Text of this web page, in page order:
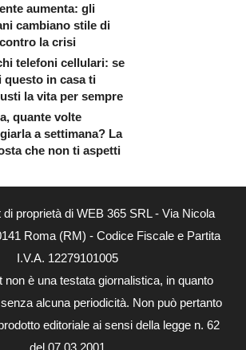
aumenta: gli
cambiano stile di
la crisi
telefoni cellulari: se
questo in casa ti
la vita per sempre
quante volte
a settimana? La
che non ti aspetti
di proprietà di WEB 365 SRL - Via Nicola
Roma (RM) - Codice Fiscale e Partita
I.V.A. 12279101005
non è una testata giornalistica, in quanto
alcuna periodicità. Non può pertanto
editoriale ai sensi della legge n. 62
del 07.03.2001